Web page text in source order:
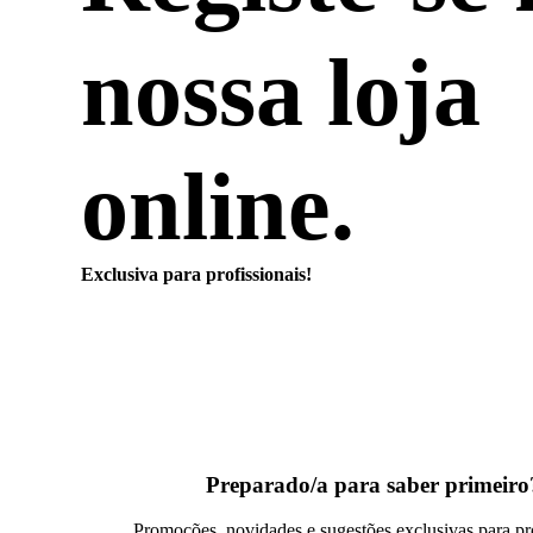
nossa loja
online.
Exclusiva para profissionais!
Preparado/a para saber